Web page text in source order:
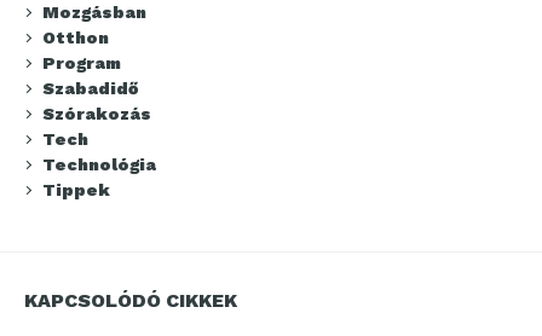
Mozgásban
Otthon
Program
Szabadidő
Szórakozás
Tech
Technológia
Tippek
KAPCSOLÓDÓ CIKKEK